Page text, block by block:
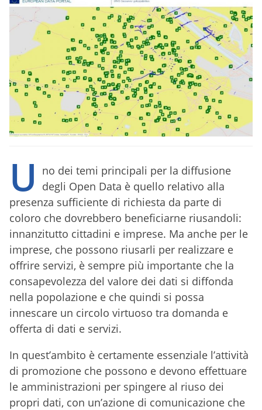
U
no dei temi principali per la diffusione
degli Open Data è quello relativo alla
presenza sufficiente di richiesta da parte di
coloro che dovrebbero beneficiarne riusandoli:
innanzitutto cittadini e imprese. Ma anche per le
imprese, che possono riusarli per realizzare e
offrire servizi, è sempre più importante che la
consapevolezza del valore dei dati si diffonda
nella popolazione e che quindi si possa
innescare un circolo virtuoso tra domanda e
offerta di dati e servizi.
In quest’ambito è certamente essenziale l’attività
di promozione che possono e devono effettuare
le amministrazioni per spingere al riuso dei
propri dati, con un’azione di comunicazione che